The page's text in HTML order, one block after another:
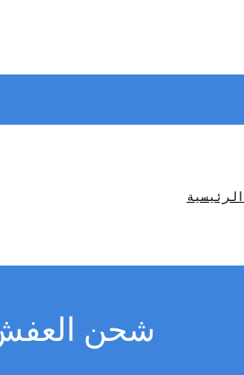
الرئيسية
شحن